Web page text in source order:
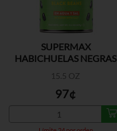
SUPERMAX
HABICHUELAS NEGRAS
15.5 OZ
97¢